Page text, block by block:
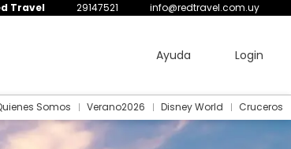
Travel 29147521 info@redtravel.com.uy
Ayuda Login
Somos Verano2026 Disney World Cruceros